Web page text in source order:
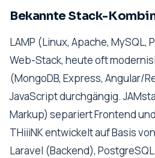
Bekannte Stack-
LAMP (Linux, Apache, MySQL,
Web-Stack, heute oft
(MongoDB, Express, Angular/
JavaScript durchgängig.
Markup) separiert Frontend
THiiiNK entwickelt auf Basis
Laravel (Backend),